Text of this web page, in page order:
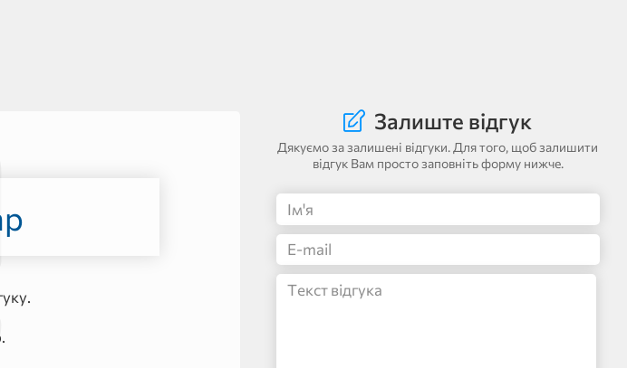
Залиште відгук
Дякуємо за залишені відгуки. Для того, щоб залишити
відгук Вам просто заповніть форму нижче.